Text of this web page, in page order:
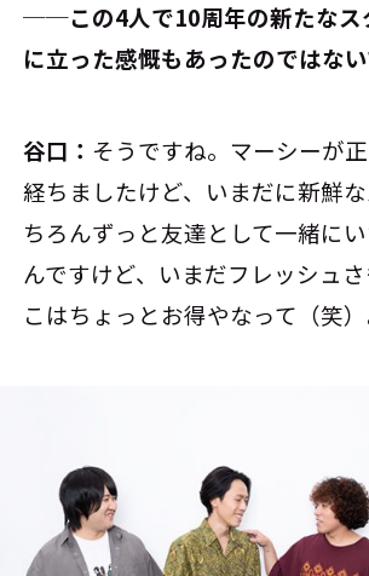
──この4人で10周年の新たなス
に立った感慨もあったのではな
谷口： そうですね。マーシーが
経ちましたけど、いまだに新鮮
ちろんずっと友達として一緒に
んですけど、いまだフレッシュ
こはちょっとお得やなって（笑）